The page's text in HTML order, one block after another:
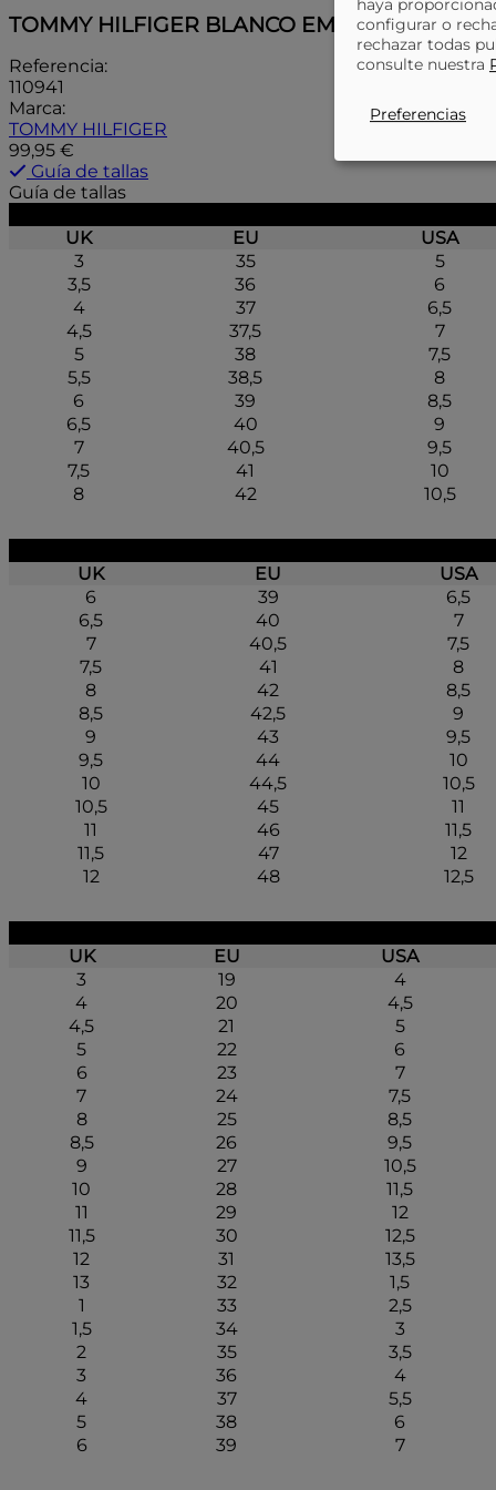
TOMMY HILFIGER BLANCO
Referencia:
110941
Marca:
TOMMY HILFIGER
99,95 €
Guía de tallas
Guía de tallas
UK
EU USA
3
35 5
3,5
36 6
4
37 6,5
4,5
37,5 7
5
38 7,5
5,5
38,5 8
6
39 8,5
6,5
40 9
7
40,5 9,5
7,5
41 10
8
42 10,5
UK
EU USA
6
39 6,5
6,5
40 7
7
40,5 7,5
7,5
41 8
8
42 8,5
8,5
42,5 9
9
43 9,5
9,5
44 10
10
44,5 10,5
10,5
45 11
11
46 11,5
11,5
47 12
12
48 12,5
UK
EU USA
3
19 4
4
20 4,5
4,5
21 5
5
22 6
6
23 7
7
24 7,5
8
25 8,5
8,5
26 9,5
9
27 10,5
10
28 11,5
11
29 12
11,5
30 12,5
12
31 13,5
13
32 1,5
1
33 2,5
1,5
34 3
2
35 3,5
3
36 4
4
37 5,5
5
38 6
6
39 7
haya
configurar o
rechazar todas
consulte nuestra
Preferencias